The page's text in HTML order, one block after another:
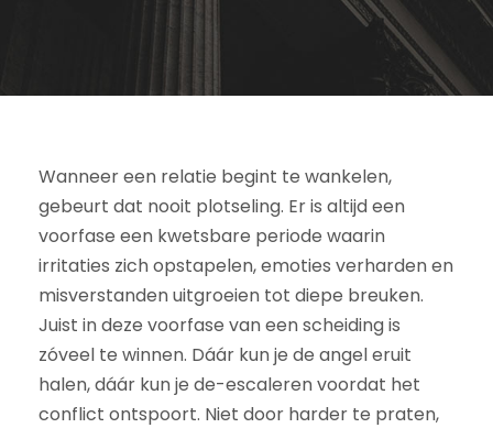
Wanneer een relatie begint te wankelen,
gebeurt dat nooit plotseling. Er is altijd een
voorfase een kwetsbare periode waarin
irritaties zich opstapelen, emoties verharden en
misverstanden uitgroeien tot diepe breuken.
Juist in deze voorfase van een scheiding is
zóveel te winnen. Dáár kun je de angel eruit
halen, dáár kun je de-escaleren voordat het
conflict ontspoort. Niet door harder te praten,